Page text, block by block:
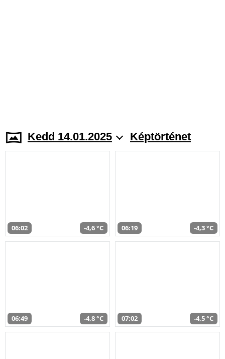
Kedd 14.01.2025 Képtörténet
06:02 -4,6 °C 06:19 -4,3 °C
06:49 -4,8 °C 07:02 -4,5 °C